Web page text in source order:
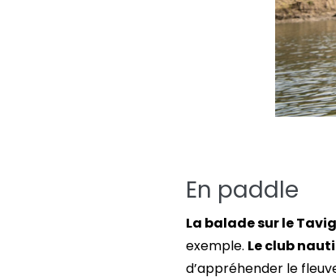
En paddle
La balade sur le
exemple. Le club
d’appréhender le